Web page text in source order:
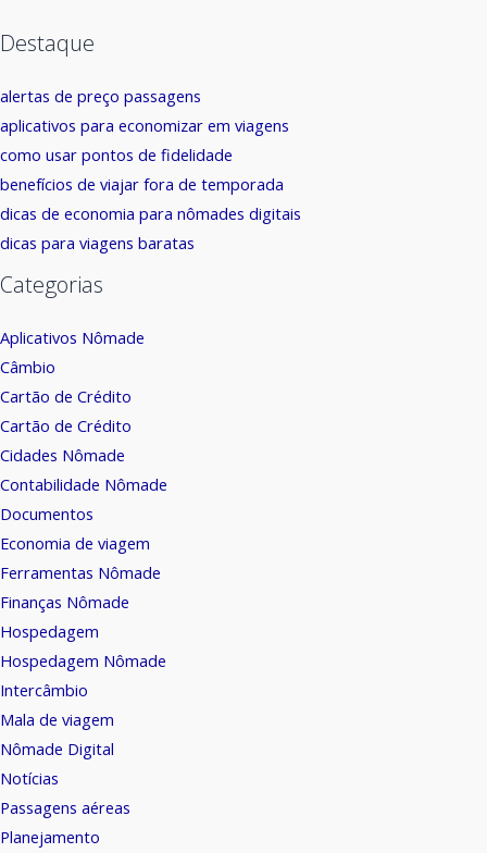
Destaque
alertas de preço passagens
aplicativos para economizar em viagens
como usar pontos de fidelidade
benefícios de viajar fora de temporada
dicas de economia para nômades digitais
dicas para viagens baratas
Categorias
Aplicativos Nômade
Câmbio
Cartão de Crédito
Cartão de Crédito
Cidades Nômade
Contabilidade Nômade
Documentos
Economia de viagem
Ferramentas Nômade
Finanças Nômade
Hospedagem
Hospedagem Nômade
Intercâmbio
Mala de viagem
Nômade Digital
Notícias
Passagens aéreas
Planejamento